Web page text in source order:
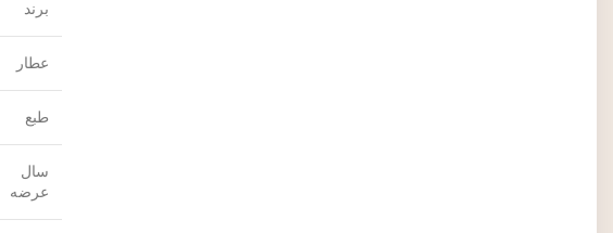
برند
عطار
طبع
سال
عرضه